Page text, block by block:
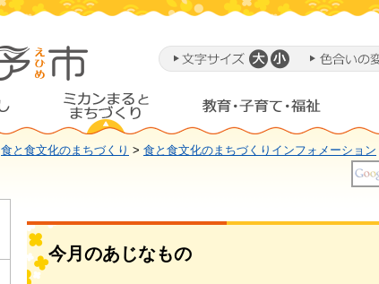
食と食文化のまちづくり > 食と食文化のまちづくりインフォメーション
今月のあじなもの